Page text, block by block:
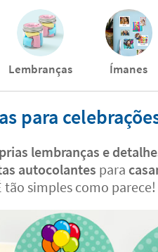
Lembranças Ímanes
para
lembranças e
autocolantes para
tão simples como parece!